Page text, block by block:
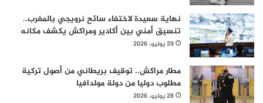
نهاية سعيدة لاختفاء سائح نرويجي بالمغرب..
تنسيق أمني بين أكادير ومراكش يكشف مكانه
29 يوليو، 2026
مطار مراكش.. توقيف بريطاني من أصول تركية
مطلوب دوليا من دولة مولدافيا
28 يوليو، 2026